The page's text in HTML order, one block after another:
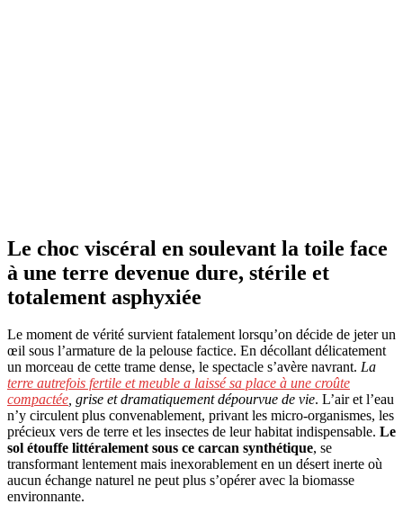
Le choc viscéral en soulevant la toile face
à une terre devenue dure, stérile et
totalement asphyxiée
Le moment de vérité survient fatalement lorsqu’on décide de jeter un
œil sous l’armature de la pelouse factice. En décollant délicatement
un morceau de cette trame dense, le spectacle s’avère navrant. La
terre autrefois fertile et meuble a laissé sa place à une croûte
compactée, grise et dramatiquement dépourvue de vie. L’air et l’eau
n’y circulent plus convenablement, privant les micro-organismes, les
précieux vers de terre et les insectes de leur habitat indispensable. Le
sol étouffe littéralement sous ce carcan synthétique, se
transformant lentement mais inexorablement en un désert inerte où
aucun échange naturel ne peut plus s’opérer avec la biomasse
environnante.